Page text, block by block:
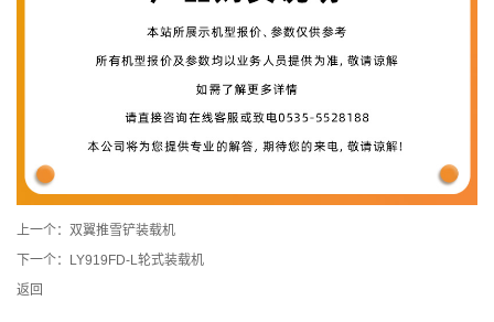
上一个： 双翼推雪铲装载机
下一个：
LY919FD-L轮式装载机
返回